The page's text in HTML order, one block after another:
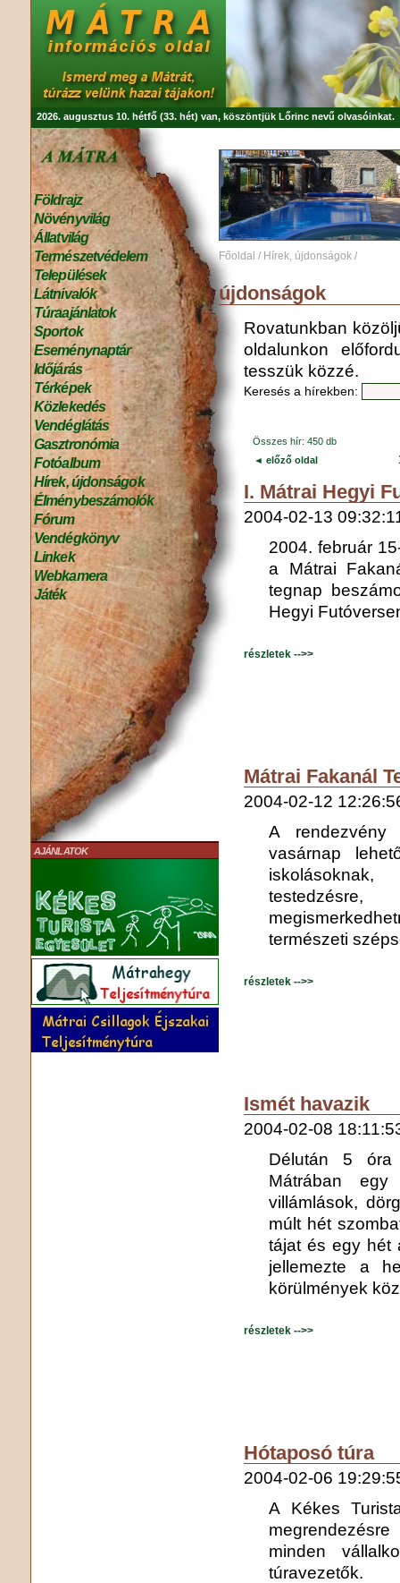
2026. augusztus 10. hétfő (33. hét) van, köszöntjük Lőrinc nevű olvasóinkat.
Földrajz
Növényvilág
Állatvilág
Természetvédelem
Települések
Látnivalók
Túraajánlatok
Sportok
Eseménynaptár
Időjárás
Térképek
Közlekedés
Vendéglátás
Gasztronómia
Fotóalbum
Hírek, újdonságok
Élménybeszámolók
Fórum
Vendégkönyv
Linkek
Webkamera
Játék
AJÁNLATOK
Főoldal / Hírek, újdonságok /
újdonságok
Rovatunkban
oldalunkon
tesszük közzé.
Keresés a hírekben:
Összes hír: 450 db
◄ előző oldal
I. Mátrai Hegyi
2004-02-13
2004. február
a Mátrai
tegnap
Hegyi
részletek -->>
Mátrai Fakanál
2004-02-12
A rendezvény
vasárnap
természeti
részletek -->>
Ismét havazik
2004-02-08
Délután 5
Mátrában
villámlások,
múlt hét
tájat és egy hét
jellemezte a
körülmények
részletek -->>
Hótaposó túra
2004-02-06
A Kékes
minden
túravezetők.